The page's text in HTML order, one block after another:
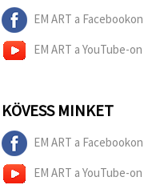
EM ART a Facebookon
EM ART a YouTube-on
KÖVESS MINKET
EM ART a Facebookon
EM ART a YouTube-on